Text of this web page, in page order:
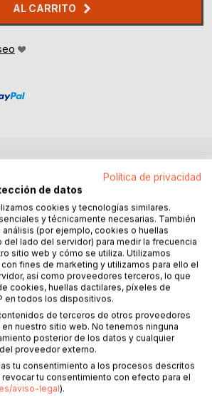
AL CARRITO
suizos y austriacos sufren de
muchos sufren de numerosas
Algunos también soportan
la sociedad, así como malas
y relaciones.
dietéticos atiborran el mercado.
cura para el metabolismo, dieta
cura para la obesidad, dieta
el Dr. Atkins o los vigilantes
gigantesca.
que trabajan en su obesidad,
Política de privacidad
de datos
cookies y tecnologías similares.
y técnicamente necesarias. También
(por ejemplo, cookies o huellas
lado del servidor) para medir la frecuencia
sitio web y cómo se utiliza. Utilizamos
fines de marketing y utilizamos para ello el
así como proveedores terceros, lo que
cookies, huellas dactilares, píxeles de
en todos los dispositivos.
de terceros de otros proveedores
nuestro sitio web. No tenemos ninguna
posterior de los datos y cualquier
proveedor externo.
tu consentimiento a los procesos descritos
tu consentimiento con efecto para el
aviso-legal).